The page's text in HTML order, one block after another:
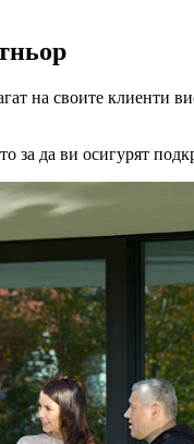
на своите клиенти
за да ви осигурят